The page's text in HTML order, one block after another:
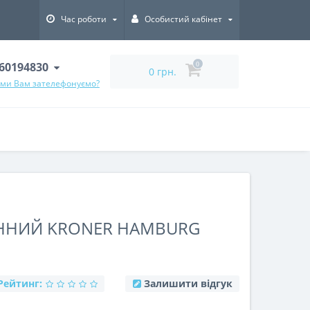
Час роботи Особистий кабінет
Вам зателефонуємо?
0 грн.
0
KRONER HAMBURG
Залишити відгук